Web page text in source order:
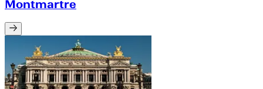
Montmartre